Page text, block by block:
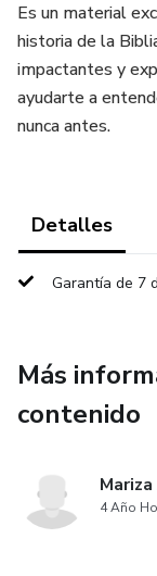
Es un material
historia de la
impactantes y
ayudarte a
nunca antes.
Detalles
Garantía de 7
Más
contenido
4 Año